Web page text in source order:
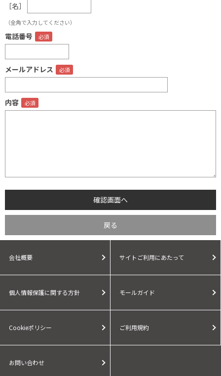
［名］
（全角で入力してください）
電話番号
メールアドレス
内容
会社概要 サイトご利用にあたって
個人情報保護に関する方針 モールガイド
Cookieポリシー ご利用規約
お問い合わせ